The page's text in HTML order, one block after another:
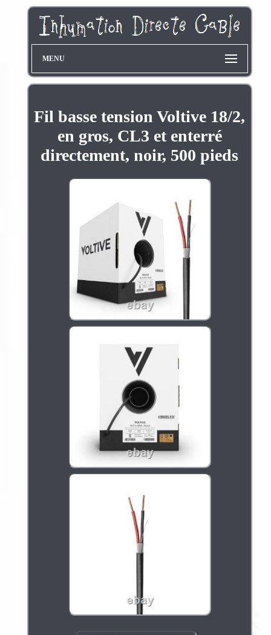
MENU
Fil basse tension Voltive 18/2,
en gros, CL3 et enterré
directement, noir, 500 pieds